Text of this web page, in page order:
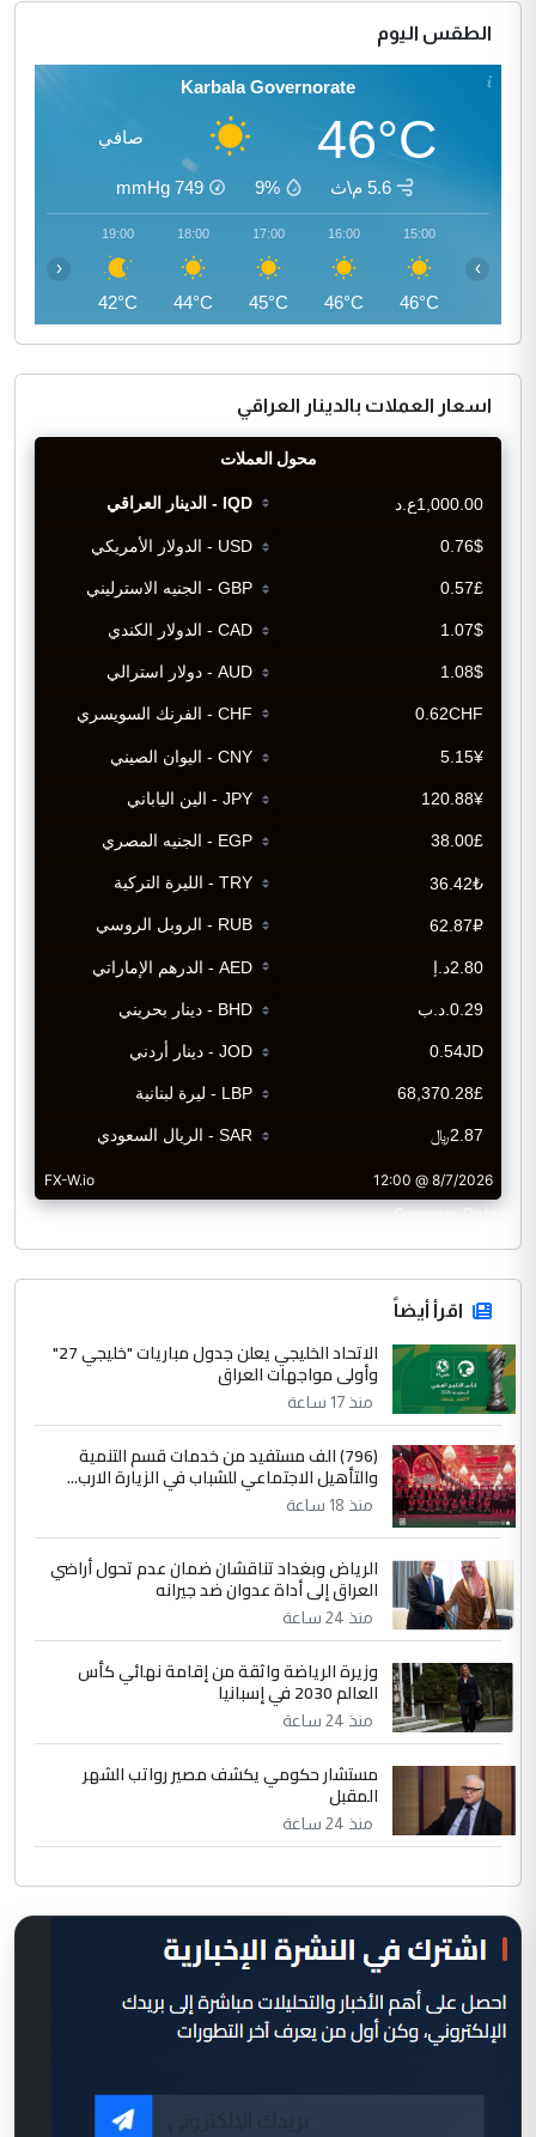
الطقس اليوم
Karbala Governorate
46°C صافي
5.6 م\ث 9%
749
mmHg
15:00
46°C
16:00
46°C
17:00
45°C
18:00
44°C
19:00
42°C
‹ ›
اسعار العملات بالدينار العراقي
CurrencyRate
اقرأ أيضاً
الاتحاد الخليجي يعلن جدول مباريات "خليجي 27"
وأولى مواجهات العراق
منذ 17 ساعة
(796) الف مستفيد من خدمات قسم التنمية
والتأهيل الاجتماعي للشباب في الزيارة الارب...
منذ 18 ساعة
الرياض وبغداد تناقشان ضمان عدم تحول أراضي
العراق إلى أداة عدوان ضد جيرانه
منذ 24 ساعة
وزيرة الرياضة واثقة من إقامة نهائي كأس
العالم 2030 في إسبانيا
منذ 24 ساعة
مستشار حكومي يكشف مصير رواتب الشهر
المقبل
منذ 24 ساعة